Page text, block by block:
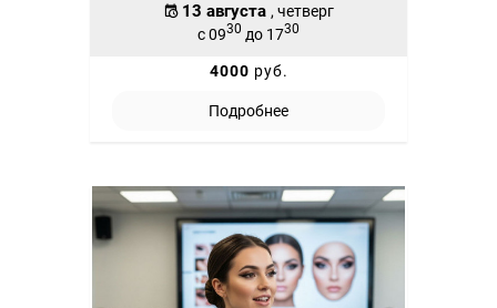
13 августа , четверг
с 0930 до 1730
4000 руб.
Подробнее